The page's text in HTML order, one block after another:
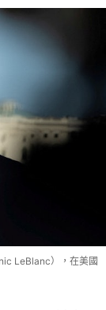
LeBlanc），在美國